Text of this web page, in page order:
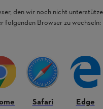
den wir noch nicht
folgenden Browser zu wechseln:
Safari Edge